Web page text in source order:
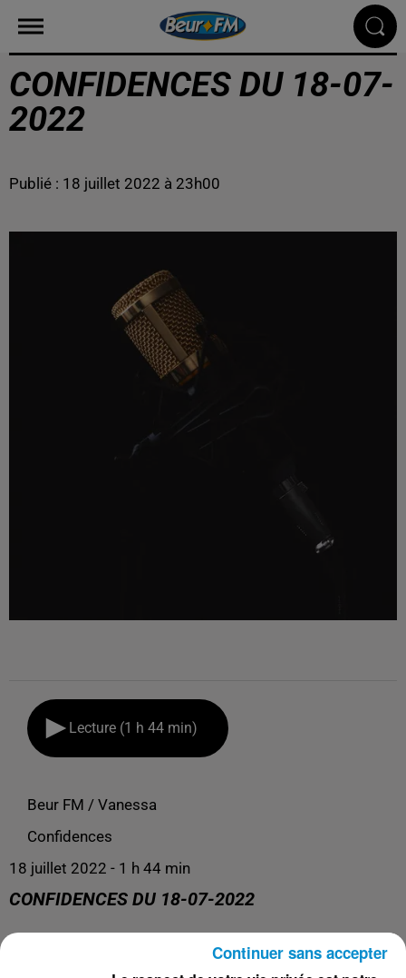
CONFIDENCES DU 18-07-
2022
Publié : 18 juillet 2022 à 23h00
Lecture (1 h 44 min)
Beur FM / Vanessa
Confidences
18 juillet 2022 - 1 h 44 min
CONFIDENCES DU 18-07-2022
Continuer sans accepter